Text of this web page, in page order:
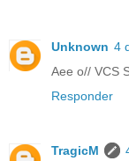
Unknown 4
Aee o// VCS
Responder
TragicM